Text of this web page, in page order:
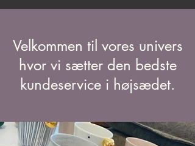
Velkommen til vores univers
hvor vi sætter den bedste
kundeservice i højsædet.